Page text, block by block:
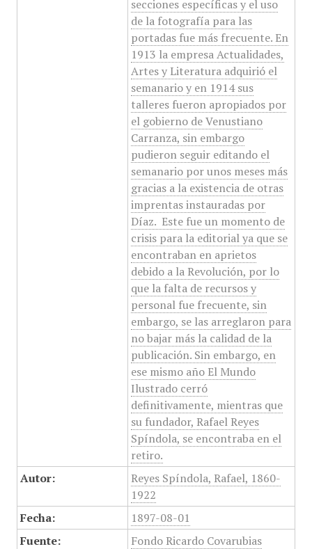
secciones específicas y el uso
de la fotografía para las
portadas fue más frecuente. En
1913 la empresa Actualidades,
Artes y Literatura adquirió el
semanario y en 1914 sus
talleres fueron apropiados por
el gobierno de Venustiano
Carranza, sin embargo
pudieron seguir editando el
semanario por unos meses más
gracias a la existencia de otras
imprentas instauradas por
Díaz. ​ Este fue un momento de
crisis para la editorial ya que se
encontraban en aprietos
debido a la Revolución, por lo
que la falta de recursos y
personal fue frecuente, sin
embargo, se las arreglaron para
no bajar más la calidad de la
publicación. Sin embargo, en
ese mismo año El Mundo
Ilustrado cerró
definitivamente, mientras que
su fundador, Rafael Reyes
Spíndola, se encontraba en el
retiro.
Autor:
Reyes Spíndola, Rafael, 1860-
1922
Fecha:
1897-08-01
Fuente:
Fondo Ricardo Covarubias